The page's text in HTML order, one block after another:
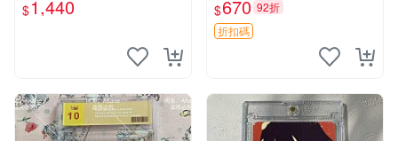
紙質 簽名 宮本武藏
$1,440
名照 公仔周邊
$670 92折
折扣碼